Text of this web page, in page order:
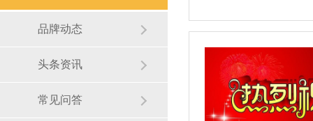
品牌动态
头条资讯
常见问答